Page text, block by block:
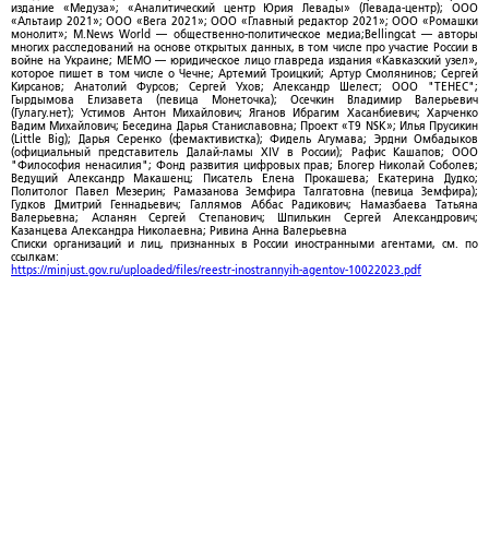
издание «Медуза»; «Аналитический центр Юрия Левады» (Левада-центр); ООО
«Альтаир 2021»; ООО «Вега 2021»; ООО «Главный редактор 2021»; ООО «Ромашки
монолит»; M.News World — общественно-политическое медиа;Bellingcat — авторы
многих расследований на основе открытых данных, в том числе про участие России в
войне на Украине; МЕМО — юридическое лицо главреда издания «Кавказский узел»,
которое пишет в том числе о Чечне; Артемий Троицкий; Артур Смолянинов; Сергей
Кирсанов; Анатолий Фурсов; Сергей Ухов; Александр Шелест; ООО "ТЕНЕС";
Гырдымова Елизавета (певица Монеточка); Осечкин Владимир Валерьевич
(Гулагу.нет); Устимов Антон Михайлович; Яганов Ибрагим Хасанбиевич; Харченко
Вадим Михайлович; Беседина Дарья Станиславовна; Проект «T9 NSK»; Илья Прусикин
(Little Big); Дарья Серенко (фемактивистка); Фидель Агумава; Эрдни Омбадыков
(официальный представитель Далай-ламы XIV в России); Рафис Кашапов; ООО
"Философия ненасилия"; Фонд развития цифровых прав; Блогер Николай Соболев;
Ведущий Александр Макашенц; Писатель Елена Прокашева; Екатерина Дудко;
Политолог Павел Мезерин; Рамазанова Земфира Талгатовна (певица Земфира);
Гудков Дмитрий Геннадьевич; Галлямов Аббас Радикович; Намазбаева Татьяна
Валерьевна; Асланян Сергей Степанович; Шпилькин Сергей Александрович;
Казанцева Александра Николаевна; Ривина Анна Валерьевна
Списки организаций и лиц, признанных в России иностранными агентами, см. по
ссылкам:
https://minjust.gov.ru/uploaded/files/reestr-inostrannyih-agentov-10022023.pdf